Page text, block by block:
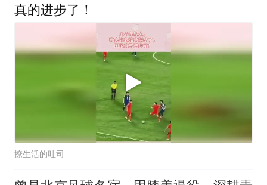
真的进步了！
撩生活的吐司